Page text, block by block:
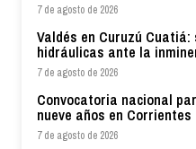
7 de agosto de 2026
Valdés en Curuzú
hidráulicas ante la
7 de agosto de 2026
Convocatoria nacional
nueve años en Corrientes
7 de agosto de 2026